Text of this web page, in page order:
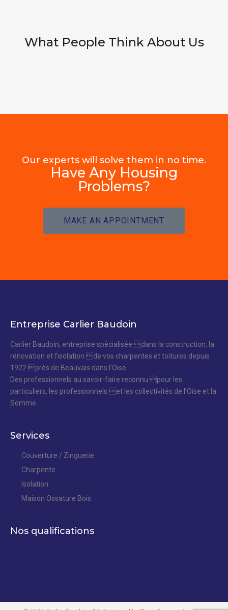
What People Think About Us
Our experts will solve them in no time.
Have Any Housing
Problems?
MAKE AN APPOINTMENT
Entreprise Carlier Baudoin
Carlier Baudoin, entreprise spécialisée dans la construction, la
rénovation et l’isolation de vos charpentes et toitures depuis
1922 près de Beauvais dans l’Oise.
Des professionnels au savoir-faire reconnu pour les
particuliers, les professionnels et les collectivités de l’Oise et la
Somme.
Services
Couverture / Zinguerie
Charpente
Isolation
Maison Ossature Bois
Nos qualifications